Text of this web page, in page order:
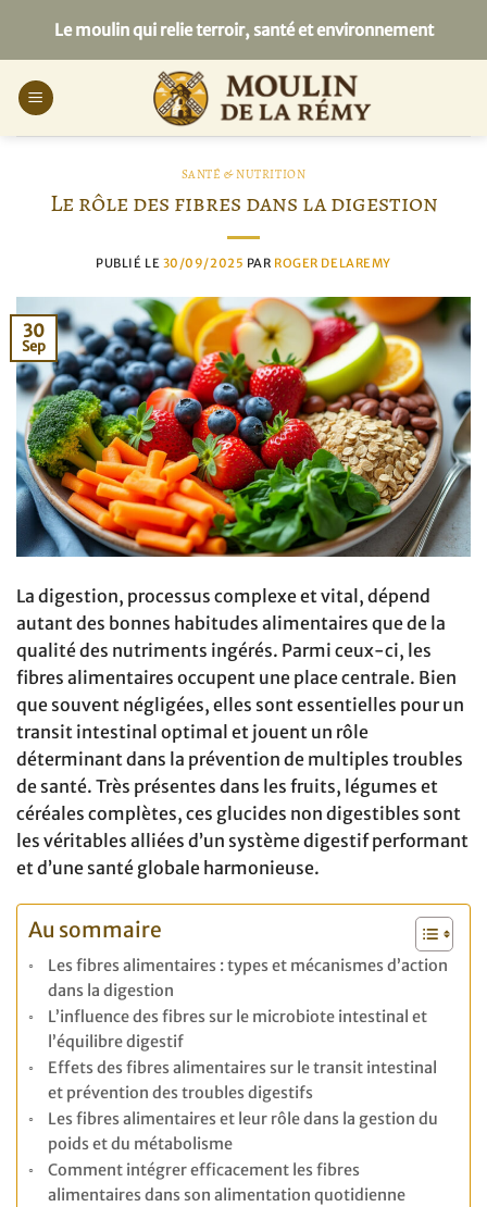
contenu
Le moulin qui relie terroir, santé et environnement
SANTÉ & NUTRITION
Le rôle des fibres dans la digestion
PUBLIÉ LE 30/09/2025 PAR ROGER DELAREMY
30
Sep
La digestion, processus complexe et vital, dépend
autant des bonnes habitudes alimentaires que de la
qualité des nutriments ingérés. Parmi ceux-ci, les
fibres alimentaires occupent une place centrale. Bien
que souvent négligées, elles sont essentielles pour un
transit intestinal optimal et jouent un rôle
déterminant dans la prévention de multiples troubles
de santé. Très présentes dans les fruits, légumes et
céréales complètes, ces glucides non digestibles sont
les véritables alliées d’un système digestif performant
et d’une santé globale harmonieuse.
Au sommaire
Les fibres alimentaires : types et mécanismes d’action
dans la digestion
L’influence des fibres sur le microbiote intestinal et
l’équilibre digestif
Effets des fibres alimentaires sur le transit intestinal
et prévention des troubles digestifs
Les fibres alimentaires et leur rôle dans la gestion du
poids et du métabolisme
Comment intégrer efficacement les fibres
alimentaires dans son alimentation quotidienne